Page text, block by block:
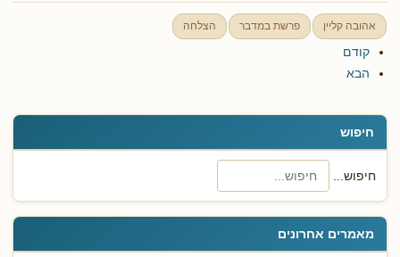
חיפוש
חיפוש...
מאמרים אחרונים
אהובה קליין פרשת במדבר הצלחה
קודם
הבא